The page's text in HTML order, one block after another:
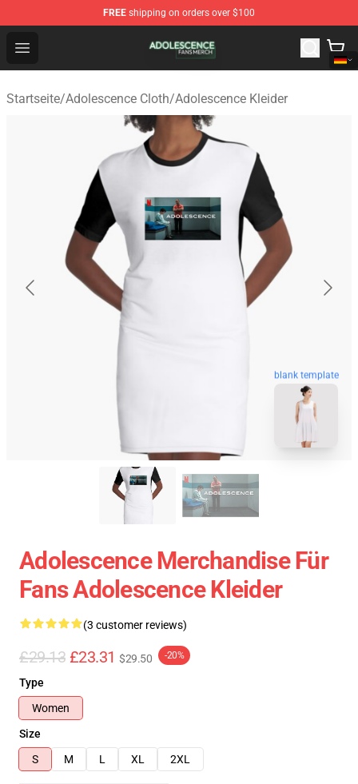
FREE shipping on orders over $100
Open menu
Adolescence Shop - Official Adolescence Merchandise
Startseite/Adolescence Cloth/Adolescence Kleider
blank template
Adolescence Merchandise Für
Fans Adolescence Kleider
(3 customer reviews)
£29.13 £23.31 $29.50 -20%
Type
Women
Size
S
M L XL 2XL